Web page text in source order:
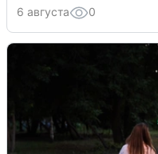
6 августа 0